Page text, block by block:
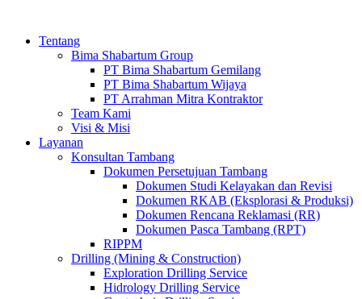
Tentang
Bima Shabartum Group
PT Bima Shabartum Gemilang
PT Bima Shabartum Wijaya
PT Arrahman Mitra Kontraktor
Team Kami
Visi & Misi
Layanan
Konsultan Tambang
Dokumen Persetujuan Tambang
Dokumen Studi Kelayakan dan Revisi
Dokumen RKAB (Eksplorasi & Produksi)
Dokumen Rencana Reklamasi (RR)
Dokumen Pasca Tambang (RPT)
RIPPM
Drilling (Mining & Construction)
Exploration Drilling Service
Hidrology Drilling Service